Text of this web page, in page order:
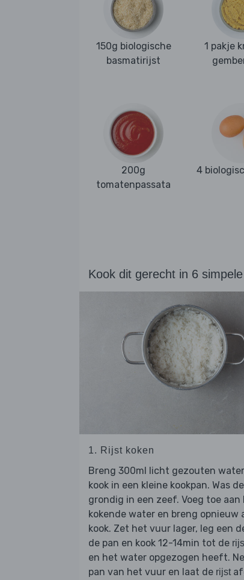
150g biologische
basmatirijst
1 pakje
200g
tomatenpassata
4
Kook dit gerecht in 6
1. Rijst koken
Breng 300ml licht gezouten
kook in een kleine kookpan. Was de
grondig in een zeef. Voeg toe aan
kokende water en breng opnieuw
kook. Zet het vuur lager, leg een
de pan en kook 12-14min tot de
en het water opgezogen heeft.
pan van het vuur en laat de rijst